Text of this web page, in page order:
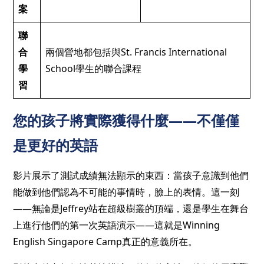
案
聯
合
學
習
兩個營地都包括與St. Francis International
School學生的聯合課程
您的孩子將實際獲得什麼——不僅僅
是更好的英語
影片展示了測試成績無法顯示的東西：當孩子意識到他們
能做到他們認為不可能的事情時，臉上的表情。這一刻
——無論是Jeffrey站在超級樹叢的頂端，還是學生在舞台
上進行他們的第一次英語演示——這就是Winning
English Singapore Camp真正的意義所在。